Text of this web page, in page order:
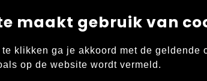
door middel van
maakt gebruik van
klikken ga je akkoord met de geldende
op de website wordt vermeld.